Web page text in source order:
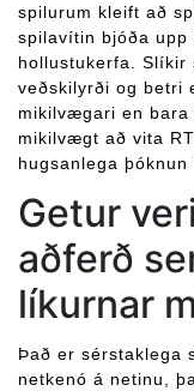
spilurum kleift að
spilavítin bjóða upp
hollustukerfa.
veðskilyrði og betri
mikilvægari en bara
mikilvægt að vita
hugsanlega þóknun
Getur
aðferð
líkurnar
Það er sérstaklega
netkenó á netinu,